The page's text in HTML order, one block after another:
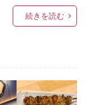
続きを読む